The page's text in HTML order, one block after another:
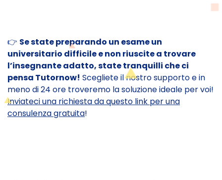
👉 Se state preparando un esame un
universitario difficile e non riuscite a trovare
l’insegnante adatto, state tranquilli che ci
pensa Tutornow! Scegliete il nostro supporto e in
meno di 24 ore troveremo la soluzione ideale per voi!
Inviateci una richiesta da questo link per una
consulenza gratuita!